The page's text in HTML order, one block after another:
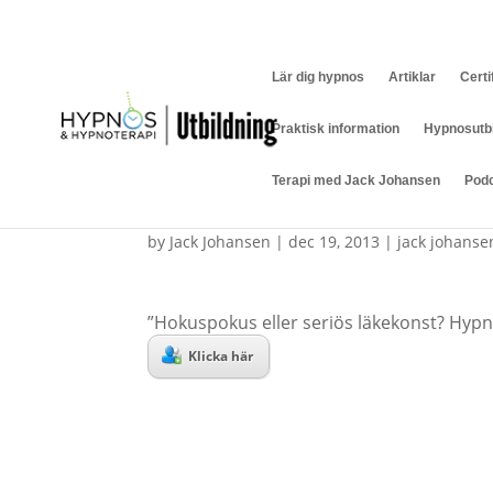
Lär dig hypnos Artiklar
Praktisk information
Terapi med Jack Johansen
by Jack Johansen |dec 19, 2013 | jack
”Hokuspokus eller seriös läkekonst?
Klicka här